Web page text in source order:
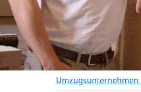
Umzugsunternehmen